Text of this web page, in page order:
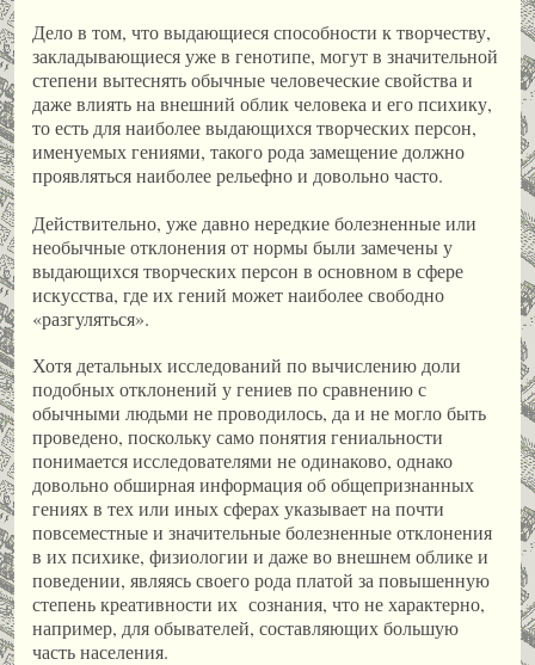
Дело в том, что выдающиеся способности к творчеству,
закладывающиеся уже в генотипе, могут в значительной
степени вытеснять обычные человеческие свойства и
даже влиять на внешний облик человека и его психику,
то есть для наиболее выдающихся творческих персон,
именуемых гениями, такого рода замещение должно
проявляться наиболее рельефно и довольно часто.
Действительно, уже давно нередкие болезненные или
необычные отклонения от нормы были замечены у
выдающихся творческих персон в основном в сфере
искусства, где их гений может наиболее свободно
«разгуляться».
Хотя детальных исследований по вычислению доли
подобных отклонений у гениев по сравнению с
обычными людьми не проводилось, да и не могло быть
проведено, поскольку само понятия гениальности
понимается исследователями не одинаково, однако
довольно обширная информация об общепризнанных
гениях в тех или иных сферах указывает на почти
повсеместные и значительные болезненные отклонения
в их психике, физиологии и даже во внешнем облике и
поведении, являясь своего рода платой за повышенную
степень креативности их сознания, что не характерно,
например, для обывателей, составляющих большую
часть населения.